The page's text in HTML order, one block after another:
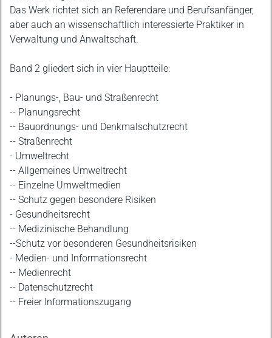
Das Werk richtet sich an Referendare und Berufsanfänger,
aber auch an wissenschaftlich interessierte Praktiker in
Verwaltung und Anwaltschaft.
Band 2 gliedert sich in vier Hauptteile:
- Planungs-, Bau- und Straßenrecht
-- Planungsrecht
-- Bauordnungs- und Denkmalschutzrecht
-- Straßenrecht
- Umweltrecht
-- Allgemeines Umweltrecht
-- Einzelne Umweltmedien
-- Schutz gegen besondere Risiken
- Gesundheitsrecht
-- Medizinische Behandlung
--Schutz vor besonderen Gesundheitsrisiken
- Medien- und Informationsrecht
-- Medienrecht
-- Datenschutzrecht
-- Freier Informationszugang